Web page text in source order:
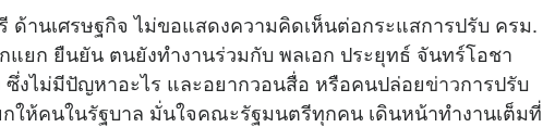
ด้านเศรษฐกิจ ไม่ขอแสดงความคิดเห็นต่อกระแสการปรับ ครม.
แยก ยืนยัน ตนยังทำงานร่วมกับ พลเอก ประยุทธ์ จันทร์โอชา
ซึ่งไม่มีปัญหาอะไร และอยากวอนสื่อ หรือคนปล่อยข่าวการปรับ
ให้คนในรัฐบาล มั่นใจคณะรัฐมนตรีทุกคน เดินหน้าทำงานเต็มที่